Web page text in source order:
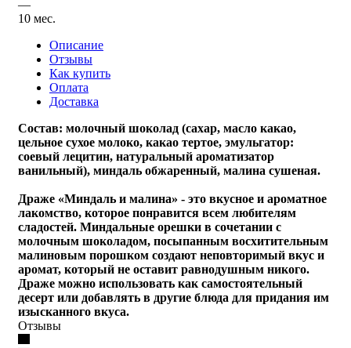
—
10 мес.
Описание
Отзывы
Как купить
Оплата
Доставка
Состав: молочный шоколад (сахар, масло какао,
цельное сухое молоко, какао тертое, эмульгатор:
соевый лецитин, натуральный ароматизатор
ванильный), миндаль обжаренный, малина сушеная.
Драже «Миндаль и малина» - это вкусное и ароматное
лакомство, которое понравится всем любителям
сладостей. Миндальные орешки в сочетании с
молочным шоколадом, посыпанным восхитительным
малиновым порошком создают неповторимый вкус и
аромат, который не оставит равнодушным никого.
Драже можно использовать как самостоятельный
десерт или добавлять в другие блюда для придания им
изысканного вкуса.
Отзывы